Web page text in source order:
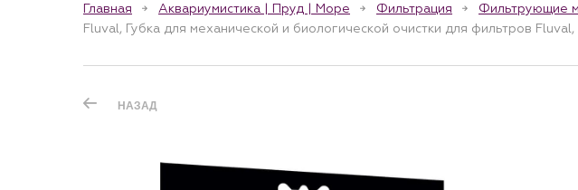
Главная Аквариумистика | Пруд | Море Фильтрация
Фильтрующие
Fluval, Губка для механической и биологической очистки для фильтров
НАЗАД